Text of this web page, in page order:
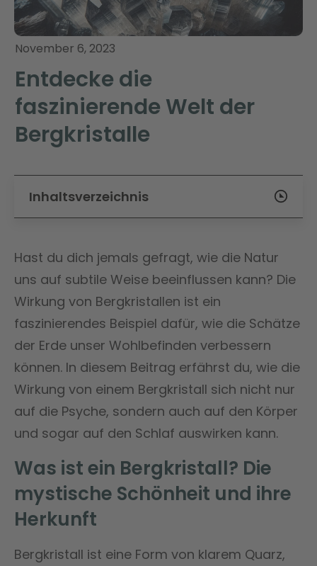
November 6, 2023
Entdecke die
faszinierende Welt der
Bergkristalle
Inhaltsverzeichnis
Hast du dich jemals gefragt, wie die Natur
uns auf subtile Weise beeinflussen kann? Die
Wirkung von Bergkristallen ist ein
faszinierendes Beispiel dafür, wie die Schätze
der Erde unser Wohlbefinden verbessern
können. In diesem Beitrag erfährst du, wie die
Wirkung von einem Bergkristall sich nicht nur
auf die Psyche, sondern auch auf den Körper
und sogar auf den Schlaf auswirken kann.
Was ist ein Bergkristall? Die
mystische Schönheit und ihre
Herkunft
Bergkristall ist eine Form von klarem Quarz,